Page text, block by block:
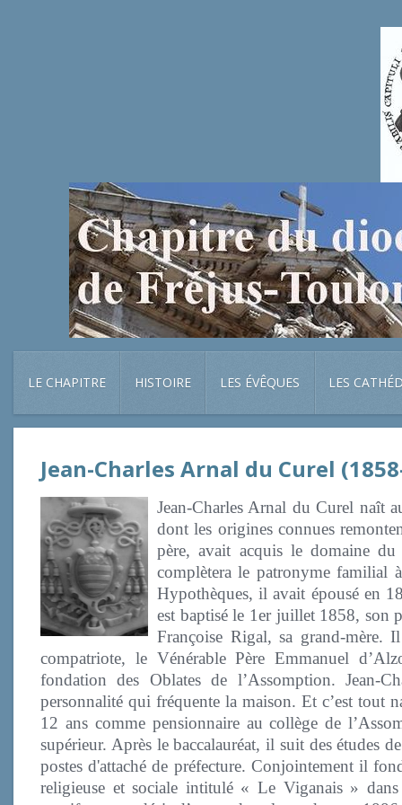
LE CHAPITRE HISTOIRE LES ÉVÊQUES LES
Jean-Charles Arnal du Curel
Jean-Charles Arnal du Curel naît
dont les origines connues
père, avait acquis le domaine
complètera le patronyme familial
Hypothèques, il avait épousé en
est baptisé le 1er juillet 1858, son
Françoise Rigal, sa grand-mère.
compatriote, le Vénérable Père Emmanuel
fondation des Oblates de l’Assomption. Jean-
personnalité qui fréquente la maison. Et c’est tout
12 ans comme pensionnaire au collège de
supérieur. Après le baccalauréat, il suit des études
postes d'attaché de préfecture. Conjointement il
religieuse et sociale intitulé « Le Viganais »